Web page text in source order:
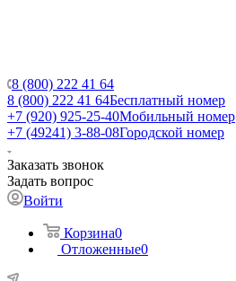
8 (800) 222 41 64
8 (800) 222 41 64Бесплатный номер
+7 (920) 925-25-40Мобильный номер
+7 (49241) 3-88-08Городской номер
Заказать звонок
Задать вопрос
Войти
Корзина0
Отложенные0